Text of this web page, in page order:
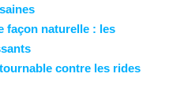
façon naturelle : les
contre les rides